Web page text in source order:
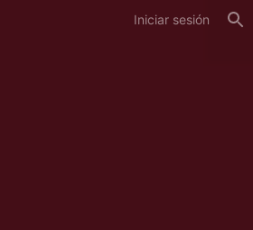
Iniciar sesión